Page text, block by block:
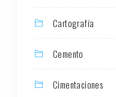
Cartografía
Cemento
Cimentaciones